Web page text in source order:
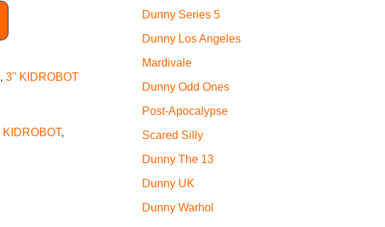
, 3" KIDROBOT
KIDROBOT,
Dunny Series 5
Dunny Los Angeles
Mardivale
Dunny Odd Ones
Post-Apocalypse
Scared Silly
Dunny The 13
Dunny UK
Dunny Warhol